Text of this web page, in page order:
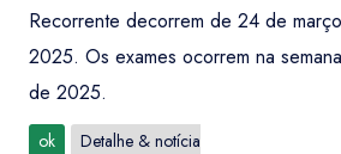
Recorrente decorrem de 24 de
2025. Os exames ocorrem na
de 2025.
ok
Detalhe & notícia